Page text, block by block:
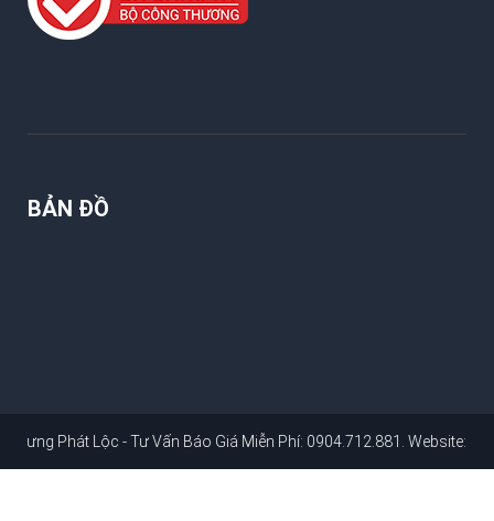
BẢN ĐỒ
Lộc - Tư Vấn Báo Giá Miễn Phí: 0904.712.881. Website: